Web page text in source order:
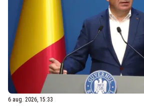
6 aug. 2026, 15:33